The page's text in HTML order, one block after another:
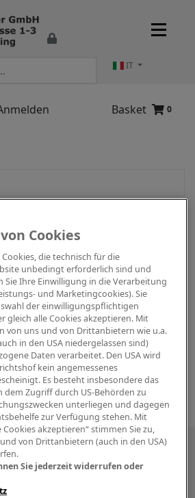
Basket 0
IT
uns auch in den sozialen
Medien
Cookies
die technisch für die
unbedingt erforderlich sind und
Sie Ihre Einwilligung in die Verarbeitung
und Marketingcookies). Sie
der einwilligungspflichtigen
gleich alle Cookies akzeptieren. Mit
von uns und von Drittanbietern wie u.a.
in den USA niedergelassen sind)
Daten verarbeitet. Den USA wird
kein angemessenes
Es besteht insbesondere das
dem Zugriff durch US-Behörden zu
unterliegen und dagegen
zur Verfügung stehen. Mit
Cookies akzeptieren“ stimmen Sie zu,
von Drittanbietern (auch in den USA)
Sie jederzeit widerrufen oder